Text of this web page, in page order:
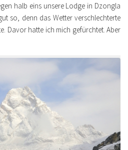
halb eins unsere Lodge in Dzongla
so, denn das Wetter verschlechterte
Davor hatte ich mich gefürchtet. Aber